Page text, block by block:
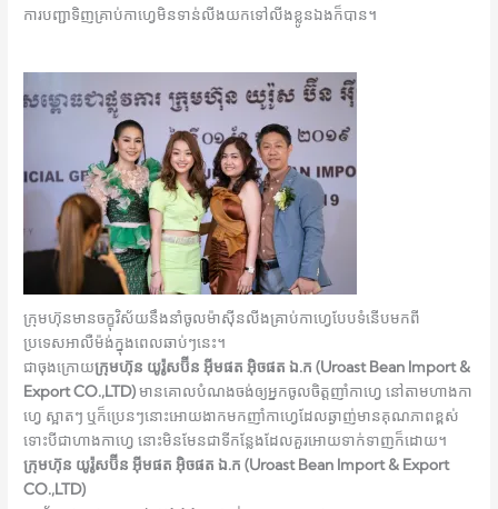
ការបញ្ជាទិញគ្រាប់កាហ្វេមិនទាន់លីងយកទៅលីងខ្លូនឯងក៏បាន។
ក្រុមហ៊ុនមានចក្ខុវិស័យនឹងនាំចូលម៉ាស៊ីនលីងគ្រាប់កាហ្វេបែបទំនើបមកពី
ប្រទេសអាលឺម៉ង់ក្នុងពេលឆាប់ៗនេះ។
ជាចុងក្រោយក្រុមហ៊ុន យូរ៉ូសប៊ីន អ៊ីមផត អ៊ិចផត ឯ.ក (Uroast Bean Import &
Export CO.,LTD)មានគោលបំណងចង់ឲ្យអ្នកចូលចិត្តញាំកាហ្វេ​ នៅតាមហាងកា
ហ្វេ ស្អាតៗ ឬក៏ប្រេនៗនោះអោយងាកមក​ញាំកាហ្វេដែលឆ្ងាញ់មានគុណភាពខ្ពស់
ទោះបីជាហាងកាហ្វេ នោះមិនមែនជាទីកន្លែងដែលគួរអោយទាក់ទាញក៏ដោយ។
ក្រុមហ៊ុន យូរ៉ូសប៊ីន អ៊ីមផត អ៊ិចផត ឯ.ក (Uroast Bean Import & Export
CO.,LTD)